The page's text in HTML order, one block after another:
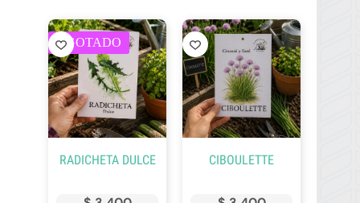
AGOTADO
RADICHETA DULCE CIBOULETTE